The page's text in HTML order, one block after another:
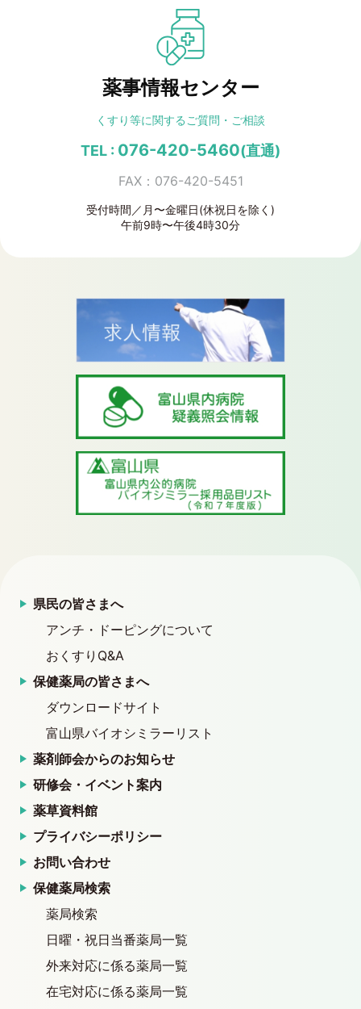
薬事情報センター
くすり等に関する ご質問・ご相談
TEL : 076-420-5460(直通)
FAX：076-420-5451
受付時間／月〜金曜日(休祝日を除く)
午前9時〜午後4時30分
県民の皆さまへ
アンチ・ドーピングについて
おくすりQ&A
保健薬局の皆さまへ
ダウンロードサイト
富山県バイオシミラーリスト
薬剤師会からのお知らせ
研修会・イベント案内
薬草資料館
プライバシーポリシー
お問い合わせ
保健薬局検索
薬局検索
日曜・祝日当番薬局一覧
外来対応に係る薬局一覧
在宅対応に係る薬局一覧